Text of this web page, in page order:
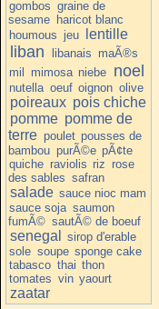
gombos graine de
sesame haricot blanc
houmous jeu lentille
liban libanais maÃ®s
mil mimosa niebe noel
nutella oeuf oignon olive
poireaux pois chiche
pomme pomme de
terre poulet pousses de
bambou purÃ©e pÃ¢te
quiche raviolis riz rose
des sables safran
salade sauce nioc mam
sauce soja saumon
fumÃ© sautÃ© de boeuf
senegal
sirop d'erable
sole soupe sponge cake
tabasco thai thon
tomates vin yaourt
zaatar